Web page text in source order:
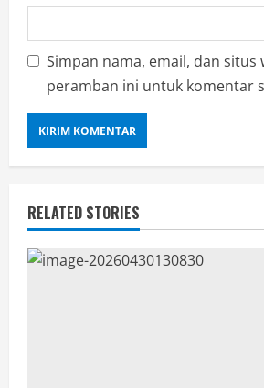
Simpan nama, email, dan situs
peramban ini untuk komentar
RELATED STORIES